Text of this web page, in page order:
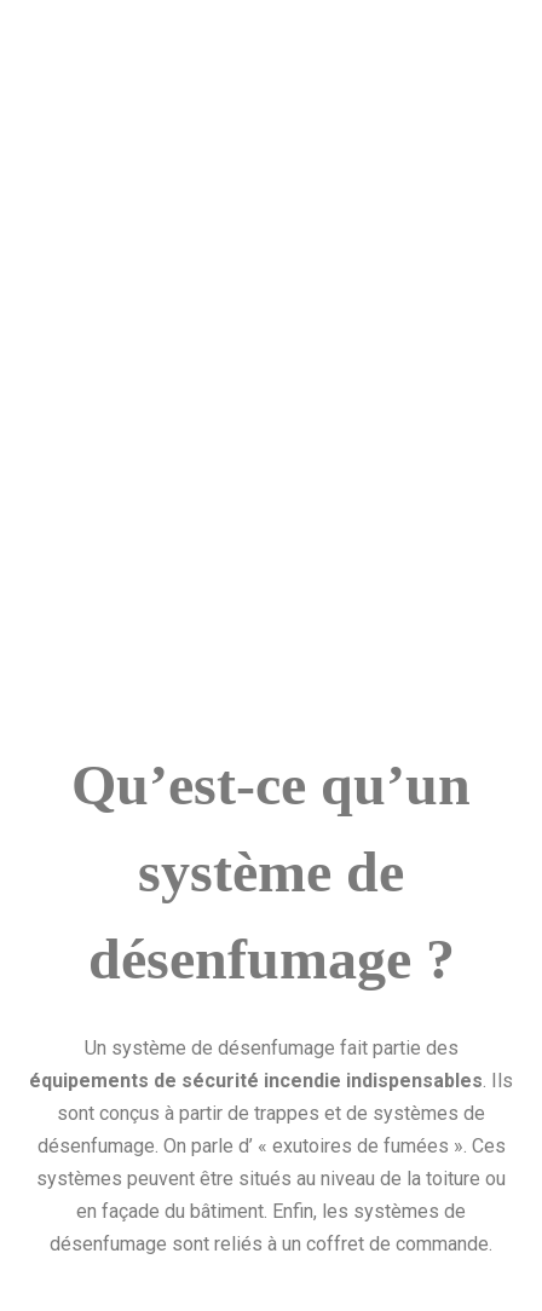
Qu’est-ce qu’un
système de
désenfumage ?
Un système de désenfumage fait partie des
équipements de sécurité incendie indispensables. Ils
sont conçus à partir de trappes et de systèmes de
désenfumage. On parle d’ « exutoires de fumées ». Ces
systèmes peuvent être situés au niveau de la toiture ou
en façade du bâtiment. Enfin, les systèmes de
désenfumage sont reliés à un coffret de commande.